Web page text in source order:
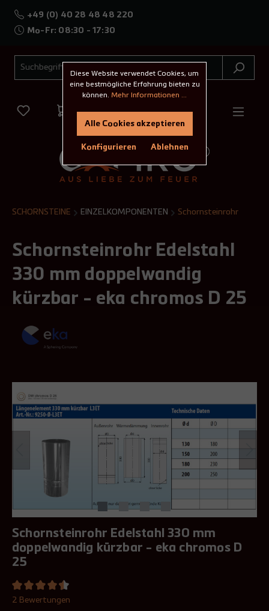
+49 (0) 40 28 48 48 220
Mo-Fr: 08:30 - 17:30
SCHORNSTEINE EINZELKOMPONENTEN Schornsteinrohr
Schornsteinrohr Edelstahl
330 mm doppelwandig
kürzbar - eka chromos D 25
Schornsteinrohr Edelstahl 330 mm
doppelwandig kürzbar - eka chromos D
25
2 Bewertungen
Diese Website verwendet Cookies, um
eine bestmögliche Erfahrung bieten zu
können. Mehr Informationen ...
Ablehnen
Konfigurieren
Alle Cookies akzeptieren